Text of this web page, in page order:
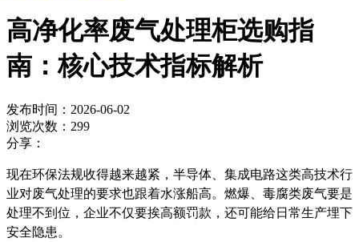
高净化率废气处理柜选购指
南：核心技术指标解析
发布时间：2026-06-02
浏览次数：299
分享：
现在环保法规收得越来越紧，半导体、集成电路这类高技术行
业对废气处理的要求也跟着水涨船高。燃爆、毒腐类废气要是
处理不到位，企业不仅要挨高额罚款，还可能给日常生产埋下
安全隐患。